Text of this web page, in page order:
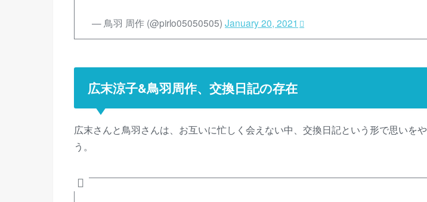
— 鳥羽 周作 (@pirlo05050505)January 20, 2021
広末涼子&鳥羽周作、交換日記の存在
広末さんと鳥羽さんは、お互いに忙しく会えない中、交換日記という形で思いを
う。